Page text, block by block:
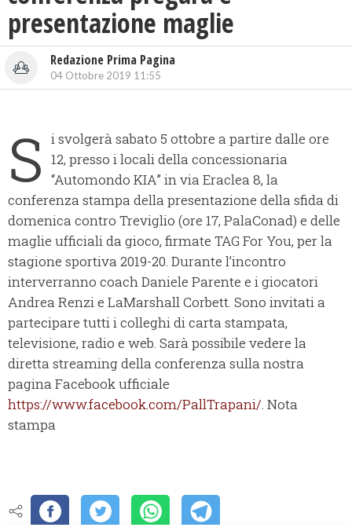
presentazione maglie
Redazione Prima Pagina
04 Ottobre 2019 11:55
S i svolgerà sabato 5 ottobre a partire dalle ore
12, presso i locali della concessionaria
“Automondo KIA” in via Eraclea 8, la
conferenza stampa della presentazione della sfida di
domenica contro Treviglio (ore 17, PalaConad) e delle
maglie ufficiali da gioco, firmate TAG For You, per la
stagione sportiva 2019-20. Durante l’incontro
interverranno coach Daniele Parente e i giocatori
Andrea Renzi e LaMarshall Corbett. Sono invitati a
partecipare tutti i colleghi di carta stampata,
televisione, radio e web. Sarà possibile vedere la
diretta streaming della conferenza sulla nostra
pagina Facebook ufficiale
https://www.facebook.com/PallTrapani/. Nota
stampa